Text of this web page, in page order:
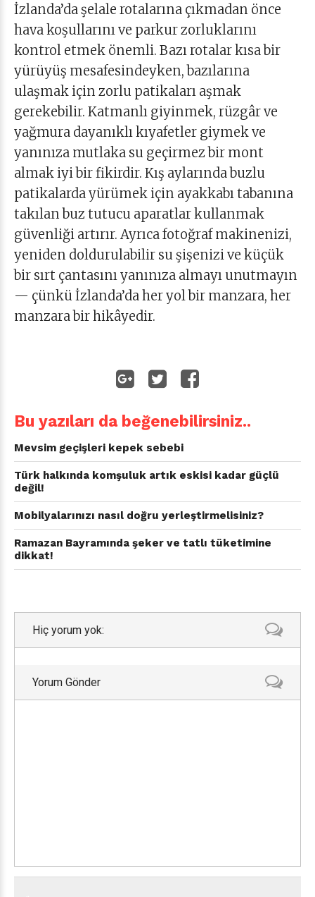
İzlanda’da şelale rotalarına çıkmadan önce
hava koşullarını ve parkur zorluklarını
kontrol etmek önemli. Bazı rotalar kısa bir
yürüyüş mesafesindeyken, bazılarına
ulaşmak için zorlu patikaları aşmak
gerekebilir. Katmanlı giyinmek, rüzgâr ve
yağmura dayanıklı kıyafetler giymek ve
yanınıza mutlaka su geçirmez bir mont
almak iyi bir fikirdir. Kış aylarında buzlu
patikalarda yürümek için ayakkabı tabanına
takılan buz tutucu aparatlar kullanmak
güvenliği artırır. Ayrıca fotoğraf makinenizi,
yeniden doldurulabilir su şişenizi ve küçük
bir sırt çantasını yanınıza almayı unutmayın
— çünkü İzlanda’da her yol bir manzara, her
manzara bir hikâyedir.
Bu yazıları da beğenebilirsiniz..
Mevsim geçişleri kepek sebebi
Türk halkında komşuluk artık eskisi kadar güçlü
değil!
Mobilyalarınızı nasıl doğru yerleştirmelisiniz?
Ramazan Bayramında şeker ve tatlı tüketimine
dikkat!
Hiç yorum yok:
Yorum Gönder